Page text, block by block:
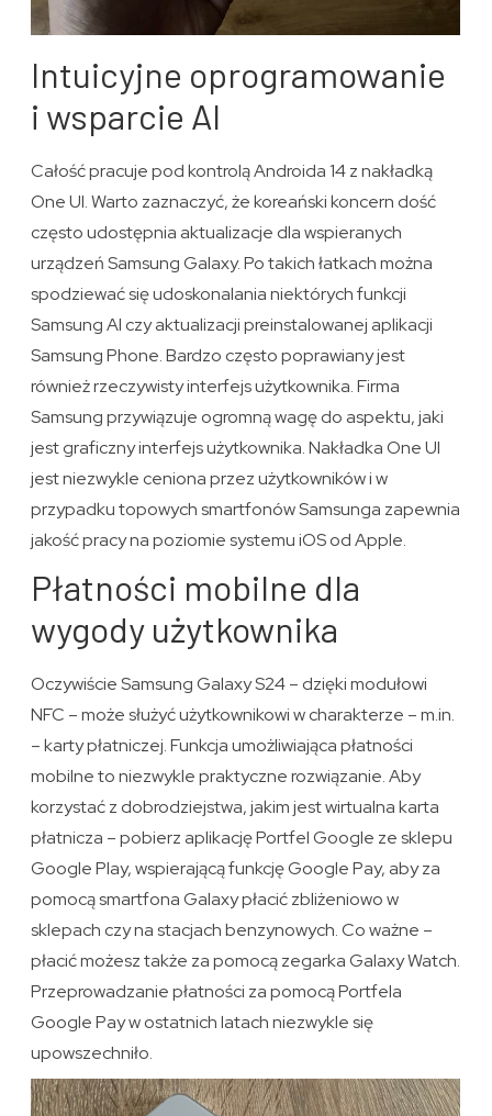
Intuicyjne oprogramowanie
i wsparcie AI
Całość pracuje pod kontrolą Androida 14 z nakładką
One UI. Warto zaznaczyć, że koreański koncern dość
często udostępnia aktualizacje dla wspieranych
urządzeń Samsung Galaxy. Po takich łatkach można
spodziewać się udoskonalania niektórych funkcji
Samsung AI czy aktualizacji preinstalowanej aplikacji
Samsung Phone. Bardzo często poprawiany jest
również rzeczywisty interfejs użytkownika. Firma
Samsung przywiązuje ogromną wagę do aspektu, jaki
jest graficzny interfejs użytkownika. Nakładka One UI
jest niezwykle ceniona przez użytkowników i w
przypadku topowych smartfonów Samsunga zapewnia
jakość pracy na poziomie systemu iOS od Apple.
Płatności mobilne dla
wygody użytkownika
Oczywiście Samsung Galaxy S24 – dzięki modułowi
NFC – może służyć użytkownikowi w charakterze – m.in.
– karty płatniczej. Funkcja umożliwiająca płatności
mobilne to niezwykle praktyczne rozwiązanie. Aby
korzystać z dobrodziejstwa, jakim jest wirtualna karta
płatnicza – pobierz aplikację Portfel Google ze sklepu
Google Play, wspierającą funkcję Google Pay, aby za
pomocą smartfona Galaxy płacić zbliżeniowo w
sklepach czy na stacjach benzynowych. Co ważne –
płacić możesz także za pomocą zegarka Galaxy Watch.
Przeprowadzanie płatności za pomocą Portfela
Google Pay w ostatnich latach niezwykle się
upowszechniło.